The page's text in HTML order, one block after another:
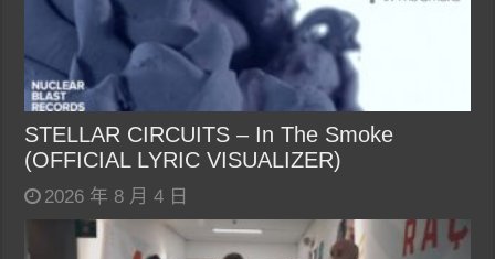
STELLAR CIRCUITS – In The Smoke
(OFFICIAL LYRIC VISUALIZER)
2026 年 8 月 4 日